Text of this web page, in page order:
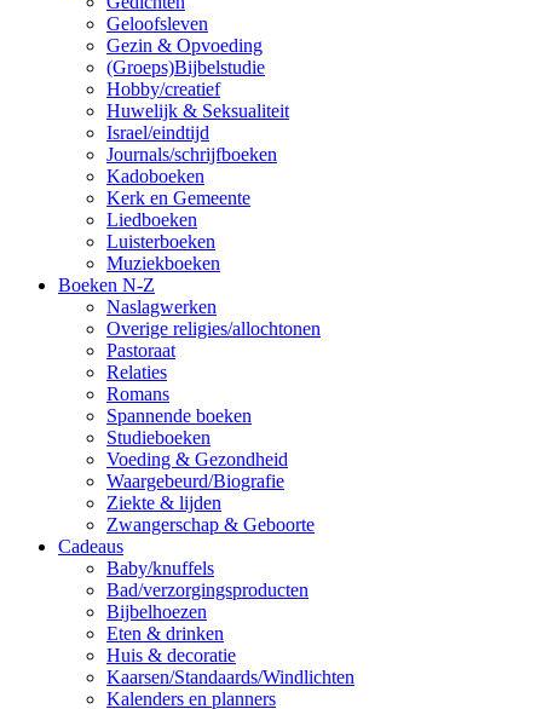
Geloofsleven
Gezin & Opvoeding
(Groeps)Bijbelstudie
Hobby/creatief
Huwelijk & Seksualiteit
Israel/eindtijd
Journals/schrijfboeken
Kadoboeken
Kerk en Gemeente
Liedboeken
Luisterboeken
Muziekboeken
Boeken N-Z
Naslagwerken
Overige religies/allochtonen
Pastoraat
Relaties
Romans
Spannende boeken
Studieboeken
Voeding & Gezondheid
Waargebeurd/Biografie
Ziekte & lijden
Zwangerschap & Geboorte
Cadeaus
Baby/knuffels
Bad/verzorgingsproducten
Bijbelhoezen
Eten & drinken
Huis & decoratie
Kaarsen/Standaards/Windlichten
Kalenders en planners